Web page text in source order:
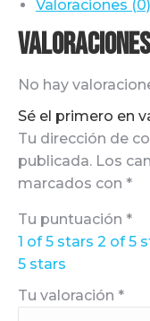
Valoraciones (0)
Valoraciones
No hay
Sé el primero en
Tu dirección de
publicada. Los
marcados con *
Tu puntuación *
1 of 5 stars 2 of 5
5 stars
Tu valoración *